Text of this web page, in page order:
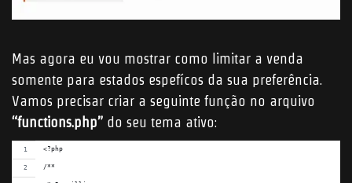
Mas agora eu vou mostrar como limitar a venda
somente para estados espefícos da sua preferência.
Vamos precisar criar a seguinte função no arquivo
“functions.php” do seu tema ativo:
<?php
/**